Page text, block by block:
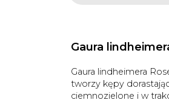
Gaura
Gaura lindheimera
tworzy kępy
ciemnozielone i w